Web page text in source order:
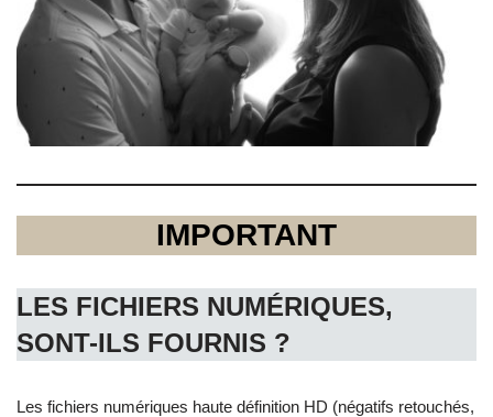
IMPORTANT
LES FICHIERS NUMÉRIQUES,
SONT-ILS FOURNIS ?
Les fichiers numériques haute définition HD (négatifs retouchés,